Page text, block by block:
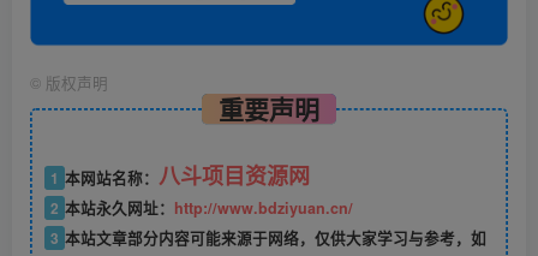
© 版权声明
重要声明
1 本网站名称： 八斗项目资源网
2 本站永久网址： http://www.bdziyuan.cn/
3 本站文章部分内容可能来源于网络，仅供大家学习与参考，如